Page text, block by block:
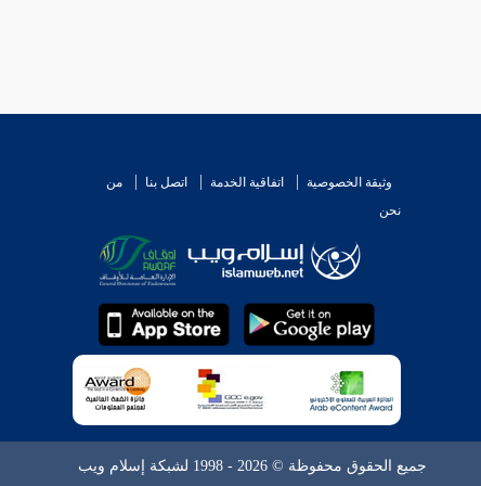
وثيقة الخصوصية اتفاقية الخدمة اتصل بنا
من
نحن
جميع الحقوق محفوظة © 2026 - 1998 لشبكة إسلام ويب